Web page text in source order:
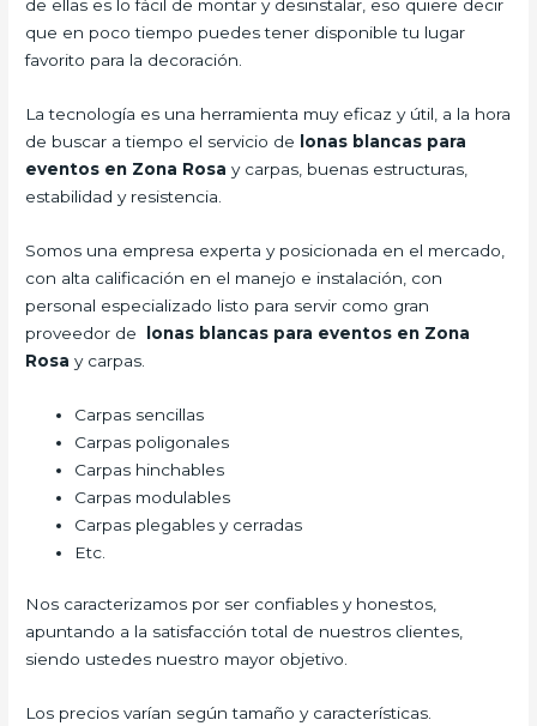
de ellas es lo fácil de montar y desinstalar, eso quiere decir
que en poco tiempo puedes tener disponible tu lugar
favorito para la decoración.
La tecnología es una herramienta muy eficaz y útil, a la hora
de buscar a tiempo el servicio de
lonas blancas para
eventos en Zona Rosa y carpas, buenas estructuras,
estabilidad y resistencia.
Somos una empresa experta y posicionada en el mercado,
con alta calificación en el manejo e instalación, con
personal especializado listo para servir como gran
proveedor de
lonas blancas para eventos en Zona
Rosa y carpas.
Carpas sencillas
Carpas poligonales
Carpas hinchables
Carpas modulables
Carpas plegables y cerradas
Etc.
Nos caracterizamos por ser confiables y honestos,
apuntando a la satisfacción total de nuestros clientes,
siendo ustedes nuestro mayor objetivo.
Los precios varían según tamaño y características.